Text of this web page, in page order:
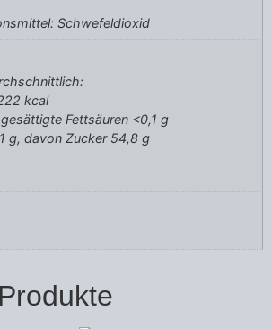
Schwefeldioxid
kcal
Fettsäuren <0,1 g
g, davon Zucker 54,8 g